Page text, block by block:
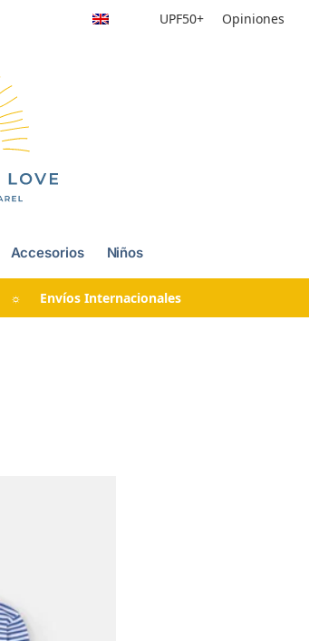
UPF50+ Opiniones
Accesorios Niños
☼ Envíos Internacionales